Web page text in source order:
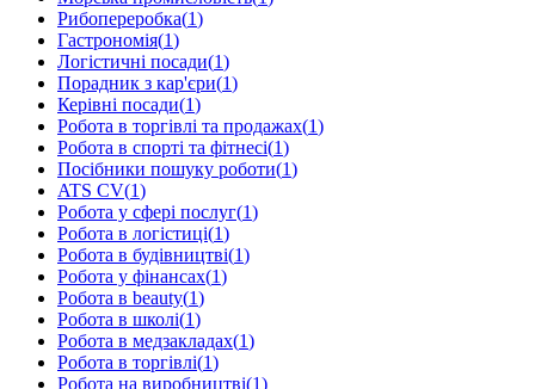
Рибопереробка(1)
Гастрономія(1)
Логістичні посади(1)
Порадник з кар'єри(1)
Керівні посади(1)
Робота в торгівлі та продажах(1)
Робота в спорті та фітнесі(1)
Посібники пошуку роботи(1)
ATS CV(1)
Робота у сфері послуг(1)
Робота в логістиці(1)
Робота в будівництві(1)
Робота у фінансах(1)
Робота в beauty(1)
Робота в школі(1)
Робота в медзакладах(1)
Робота в торгівлі(1)
Робота на виробництві(1)